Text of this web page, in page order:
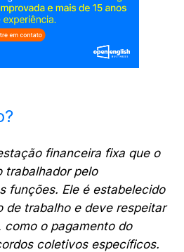
financeira fixa que o
trabalhador pelo
funções. Ele é estabelecido
de trabalho e deve respeitar
o pagamento do
coletivos específicos.